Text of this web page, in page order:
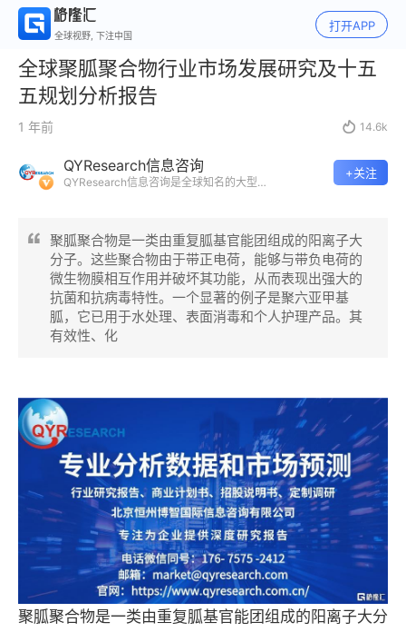
全球视野, 下注中国
打开APP
全球聚胍聚合物行业市场发展研究及十五
五规划分析报告
1 年前  14.6k
QYResearch信息咨询
QYResearch信息咨询是全球知名的大型
态势、发展现状及未来趋势。
+关注
聚胍聚合物是一类由重复胍基官能团组成的阳离子大
分子。这些聚合物由于带正电荷，能够与带负电荷的
微生物膜相互作用并破坏其功能，从而表现出强大的
抗菌和抗病毒特性。一个显著的例子是聚六亚甲基
胍，它已用于水处理、表面消毒和个人护理产品。其
有效性、化
聚胍聚合物是一类由重复胍基官能团组成的阳离子大分